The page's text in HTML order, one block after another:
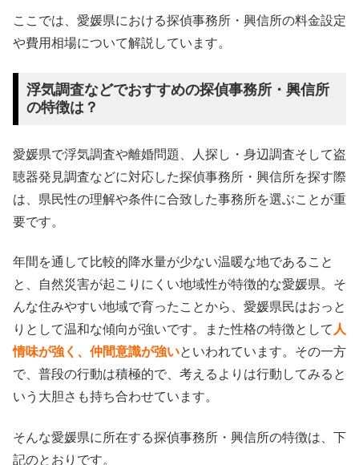
ここでは、愛媛県における探偵事務所・興信所の料金設定
や費用相場について解説しています。
浮気調査などでおすすめの探偵事務所・興信所
の特徴は？
愛媛県で浮気調査や離婚問題、人探し・身辺調査そして盗
聴器発見調査などに対応した探偵事務所・興信所を探す際
は、県民性の理解や条件に合致した事務所を選ぶことが重
要です。
年間を通して比較的降水量が少ない温暖な地であること
と、自然災害が起こりにくい地域性が特徴的な愛媛県。そ
んな住みやすい地域で育ったことから、愛媛県民はおっと
りとして温和な傾向が強いです。また性格の特徴として 人
情味が強く、仲間意識が強いといわれています。その一方
で、普段の行動は積極的で、考えるよりは行動してみると
いう大胆さも持ち合わせています。
そんな愛媛県に所在する探偵事務所・興信所の特徴は、下
記のとおりです。